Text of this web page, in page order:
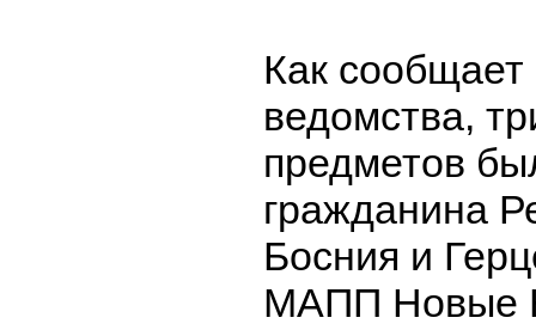
Как
ведомства,
предметов
гражданина
Босния и
МАПП Новые